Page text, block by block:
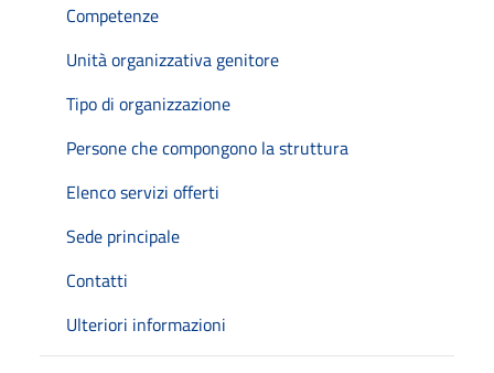
Competenze
Unità organizzativa genitore
Tipo di organizzazione
Persone che compongono la struttura
Elenco servizi offerti
Sede principale
Contatti
Ulteriori informazioni